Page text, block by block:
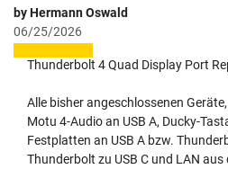
by Hermann Oswald
06/25/2026
Thunderbolt 4 Quad Display Port
Alle bisher angeschlossenen
Motu 4-Audio an USB A, Ducky-
Festplatten an USB A bzw.
Thunderbolt zu USB C und LAN